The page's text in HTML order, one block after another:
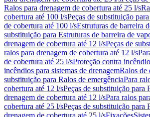
Ralos para drenagem de cobertura até 25 l/s
cobertura até 100 l/sPeças de substituição
de cobertura até 100 l/sEstruturas de barreira
substituição para Estruturas de barreira de
drenagem de cobertura até 12 l/sPeças de
ralos para drenagem de cobertura até 12 l/s
de cobertura até 25 l/sProteção contra
incêndios para sistemas de drenagemRalos de
substituição para Ralos de emergênciaPara
cobertura até 12 l/sPeças de substituição para
drenagem de cobertura até 12 l/sPara ralos
cobertura até 25 l/sPeças de substituição para
drenagem de cobertura até 25 l/sFixações